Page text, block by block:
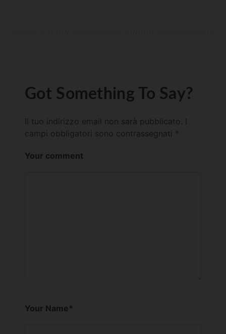
Got Something To Say?
Il tuo indirizzo email non sarà pubblicato.
campi obbligatori sono contrassegnati *
Your comment
Your Name*